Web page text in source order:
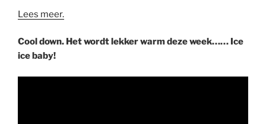
Lees meer.
Cool down. Het wordt lekker warm deze week…… Ice
ice baby!